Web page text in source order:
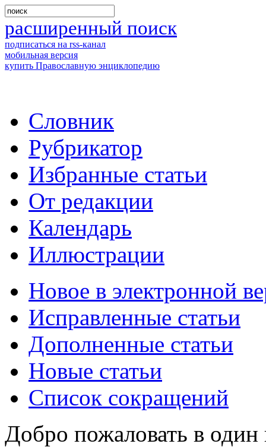
расширенный поиск
подписаться на rss-канал
мобильная версия
купить Православную энциклопедию
Словник
Рубрикатор
Избранные статьи
От редакции
Календарь
Иллюстрации
Новое в электронной
Исправленные статьи
Дополненные статьи
Новые статьи
Список сокращений
Добро пожаловать в